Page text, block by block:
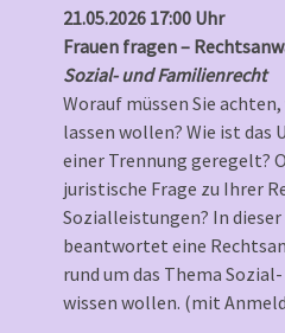
21.05.2026 17:00 Uhr
Frauen fragen –
Sozial- und Familienrecht
Worauf müssen Sie
lassen wollen? Wie ist das
einer Trennung geregelt?
juristische Frage zu Ihrer
Sozialleistungen? In dieser
beantwortet eine
rund um das Thema
wissen wollen. (mit